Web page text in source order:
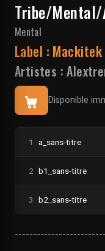
Tribe/Mental/
Mental
Label :
Artistes :
Disponible
1 a_sans-titre
2 b1_sans-titre
3 b2_sans-titre
-------------------------